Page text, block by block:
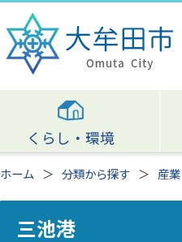
くらし・環境
ホーム 分類から探す 産
三池港